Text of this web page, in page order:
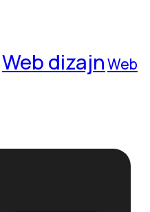
Web dizajnWeb